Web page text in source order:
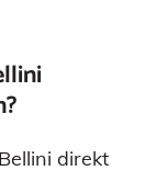
direkt